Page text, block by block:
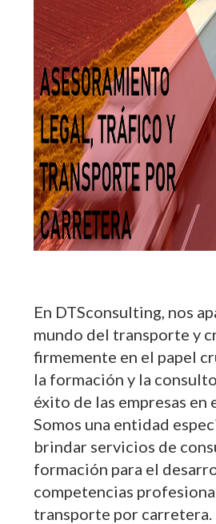
En DTSconsulting, nos
mundo del transporte y
firmemente en el papel
la formación y la
éxito de las empresas en
Somos una entidad
brindar servicios de
formación para el
competencias
transporte por carretera.